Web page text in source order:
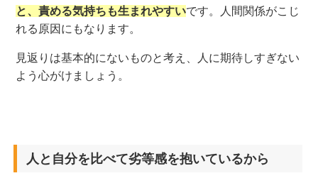
と、責める気持ちも生まれやすいです。人間関係がこじ
れる原因にもなります。
見返りは基本的にないものと考え、人に期待しすぎない
よう心がけましょう。
人と自分を比べて劣等感を抱いているから